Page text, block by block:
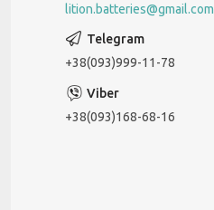
lition.batteries@gmail.com
+38(093)999-11-78
+38(093)168-68-16